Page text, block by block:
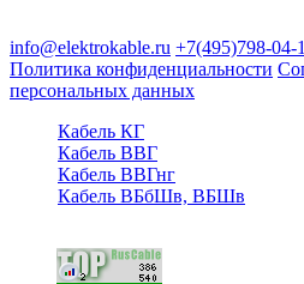
info@elektrokable.ru +7(495)798-04-
Политика конфиденциальности
персональных данных
Кабель КГ
Кабель ВВГ
Кабель ВВГнг
Кабель ВБбШв, ВБШв